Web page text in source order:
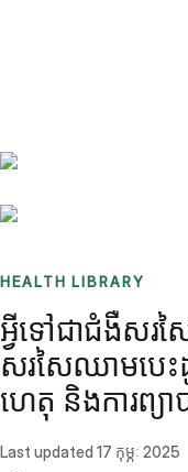
HEALTH LIBRARY
អ្វីទៅជាជំងឺសរ
សរសៃឈាមបេ
ហេតុ និងការព្យ
Last updated 17 កុម្ភៈ 2025